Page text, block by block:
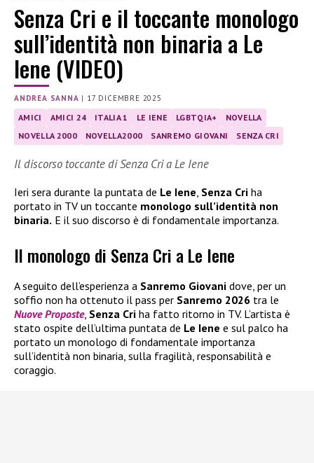
Senza Cri e il toccante monologo
sull’identità non binaria a Le
Iene (VIDEO)
ANDREA SANNA | 17 DICEMBRE 2025
AMICI AMICI 24 ITALIA 1 LE IENE LGBTQIA+
NOVELLA
NOVELLA 2000
NOVELLA2000 SANREMO GIOVANI SENZA CRI
Il discorso toccante di Senza Cri a Le Iene
Ieri sera durante la puntata de Le Iene Senza Cri ha
portato in TV un toccante monologo sull’identità non
binaria. E il suo discorso è di fondamentale importanza.
Il monologo di Senza Cri a Le Iene
A seguito dell’esperienza a Sanremo Giovani dove, per un
soffio non ha ottenuto il pass per Sanremo 2026 tra le
Nuove Proposte, Senza Cri ha fatto ritorno in TV. L’artista è
stato ospite dell’ultima puntata de Le Iene e sul palco ha
portato un monologo di fondamentale importanza
sull’identità non binaria, sulla fragilità, responsabilità e
coraggio.